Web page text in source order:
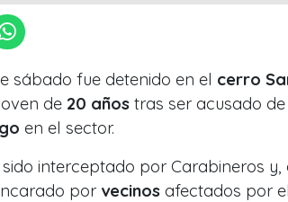
sábado fue detenido en el cerro
de 20 años tras ser acusado de
en el sector.
interceptado por Carabineros y,
por vecinos afectados por